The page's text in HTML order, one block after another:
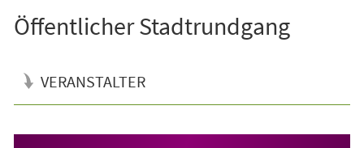
Öffentlicher Stadtrundgang
VERANSTALTER